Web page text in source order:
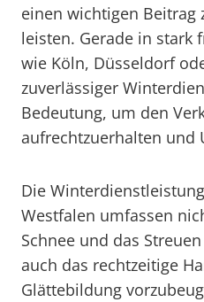
einen wichtigen Beitrag
leisten. Gerade in stark
wie Köln, Düsseldorf
zuverlässiger
Bedeutung, um den
aufrechtzuerhalten und
Die
Westfalen umfassen
Schnee und das
auch das rechtzeitige
Glättebildung